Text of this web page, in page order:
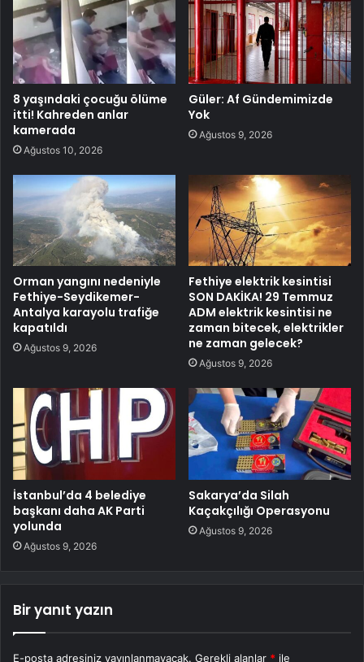
8 yaşındaki çocuğu ölüme
itti! Kahreden anlar
kamerada
Ağustos 10, 2026
Güler: Af Gündemimizde
Yok
Ağustos 9, 2026
Orman yangını nedeniyle
Fethiye-Seydikemer-
Antalya karayolu trafiğe
kapatıldı
Ağustos 9, 2026
Fethiye elektrik kesintisi
SON DAKİKA! 29 Temmuz
ADM elektrik kesintisi ne
zaman bitecek, elektrikler
ne zaman gelecek?
Ağustos 9, 2026
İstanbul’da 4 belediye
başkanı daha AK Parti
yolunda
Ağustos 9, 2026
Sakarya’da Silah
Kaçakçılığı Operasyonu
Ağustos 9, 2026
Bir yanıt yazın
E-posta adresiniz yayınlanmayacak. Gerekli alanlar * ile